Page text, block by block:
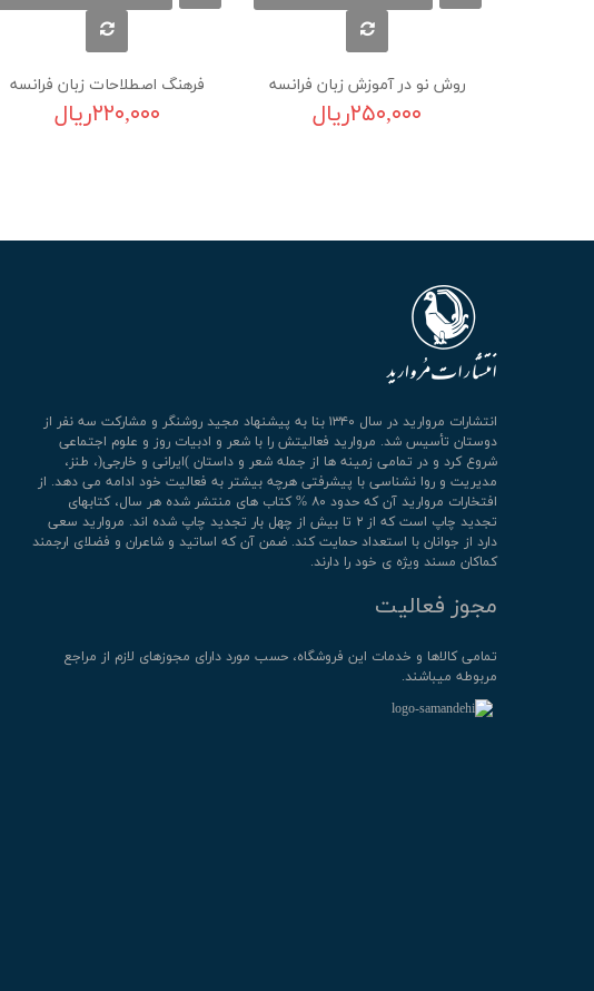
روش نو در آموزش زبان فرانسه
۲۵۰,۰۰۰ریال
فرهنگ اصطلاحات زبان فرانسه
۲۲۰,۰۰۰ریال
انتشارات مروارید در سال ۱۳۴۰ بنا به پیشنهاد مجید روشنگر و مشارکت سه نفر از
دوستان تأسیس شد. مروارید فعالیتش را با شعر و ادبیات روز و علوم اجتماعی
شروع کرد و در تمامی زمینه ها از جمله شعر و داستان )ایرانی و خارجی(، طنز،
مدیریت و روا نشناسی با پیشرفتی هرچه بیشتر به فعالیت خود ادامه می دهد. از
افتخارات مروارید آن که حدود ۸۰ % کتاب های منتشر شده هر سال، کتابهای
تجدید چاپ است که از ۲ تا بیش از چهل بار تجدید چاپ شده اند. مروارید سعی
دارد از جوانان با استعداد حمایت کند. ضمن آن که اساتید و شاعران و فضلای ارجمند
کماکان مسند ویژه ی خود را دارند.
مجوز فعالیت
تمامی كالاها و خدمات این فروشگاه، حسب مورد دارای مجوزهای لازم از مراجع
مربوطه میباشند.